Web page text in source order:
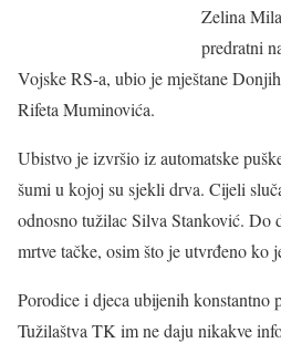
Zelina
predratni
Vojske RS-a, ubio je mještane
Rifeta Muminovića.
Ubistvo je izvršio iz automatske
šumi u kojoj su sjekli drva. Cijeli
odnosno tužilac Silva Stanković. Do
mrtve tačke, osim što je utvrđeno ko
Porodice i djeca ubijenih konstantno
Tužilaštva TK im ne daju nikakve